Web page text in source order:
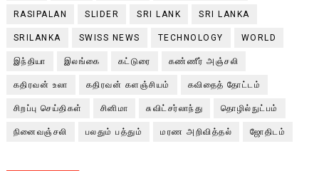
RASIPALAN SLIDER SRI LANK SRI LANKA
SRILANKA SWISS NEWS TECHNOLOGY WORLD
இந்தியா இலங்கை கட்டுரை கண்ணீர் அஞ்சலி
கதிரவன் உலா கதிரவன் களஞ்சியம் கவிதைத் தோட்டம்
சிறப்பு செய்திகள் சினிமா சுவிட்சர்லாந்து தொழில்நுட்பம்
நினைவஞ்சலி பலதும் பத்தும் மரண அறிவித்தல் ஜோதிடம்